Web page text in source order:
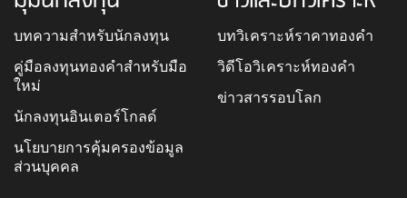
บทความสำหรับนักลงทุน
คู่มือลงทุนทองคำสำหรับมือ
ใหม่
นักลงทุนอินเตอร์โกลด์
นโยบายการคุ้มครองข้อมูล
ส่วนบุคคล
บทวิเคราะห์ราคาทองคำ
วิดีโอวิเคราะห์ทองคำ
ข่าวสารรอบโลก